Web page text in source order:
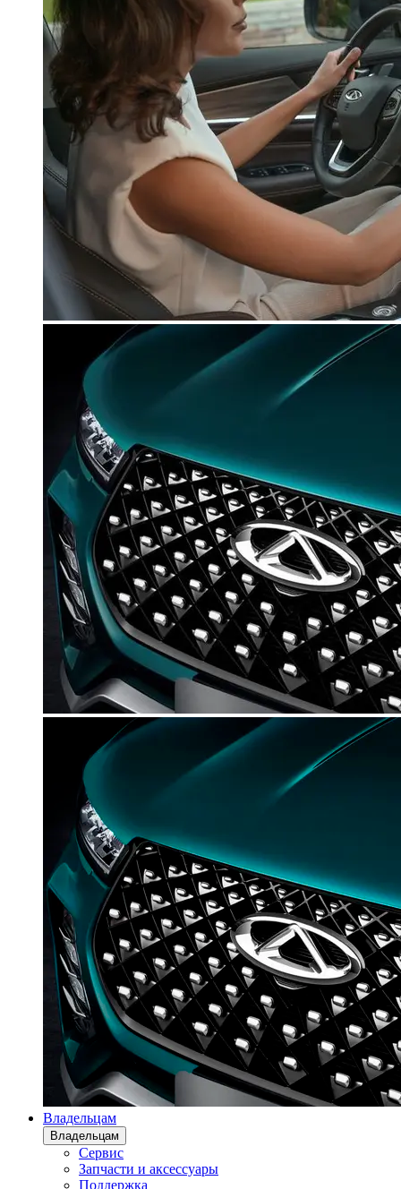
Владельцам
Владельцам
Сервис
Запчасти и аксессуары
Поддержка